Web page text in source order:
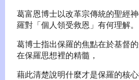
葛富恩博士以改革宗傳統的聖經
羅對「個人領受救恩」有何理解。
葛博士指出保羅的焦點在於基督
在保羅思想裡的精髓，
藉此清楚說明什麼才是保羅的核心